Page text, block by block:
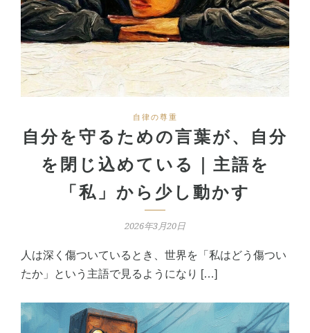
自律の尊重
自分を守るための言葉が、自分
を閉じ込めている｜主語を
「私」から少し動かす
2026年3月20日
人は深く傷ついているとき、世界を「私はどう傷つい
たか」という主語で見るようになり […]